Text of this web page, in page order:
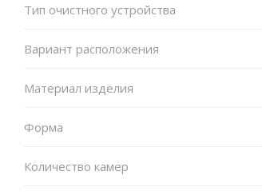
Тип очистного устройства
Вариант расположения
Материал изделия
Форма
Количество камер